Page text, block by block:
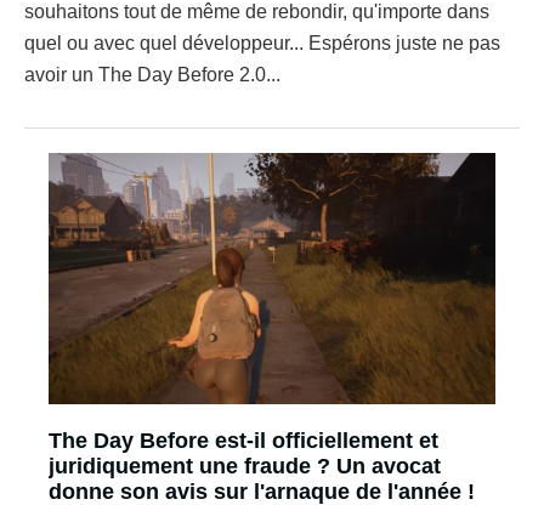
souhaitons tout de même de rebondir, qu'importe dans
quel ou avec quel développeur... Espérons juste ne pas
avoir un The Day Before 2.0...
The Day Before est-il officiellement et
juridiquement une fraude ? Un avocat
donne son avis sur l'arnaque de l'année !